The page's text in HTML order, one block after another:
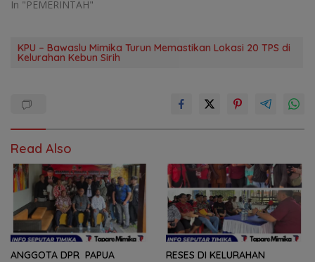
In "PEMERINTAH"
KPU – Bawaslu Mimika Turun Memastikan Lokasi 20 TPS di
Kelurahan Kebun Sirih
Read Also
ANGGOTA DPR PAPUA
RESES DI KELURAHAN